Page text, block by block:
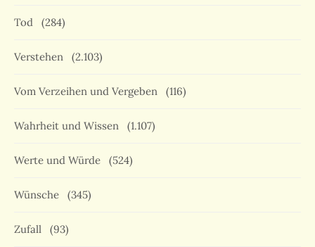
Tod (284)
Verstehen (2.103)
Vom Verzeihen und Vergeben (116)
Wahrheit und Wissen (1.107)
Werte und Würde (524)
Wünsche (345)
Zufall (93)